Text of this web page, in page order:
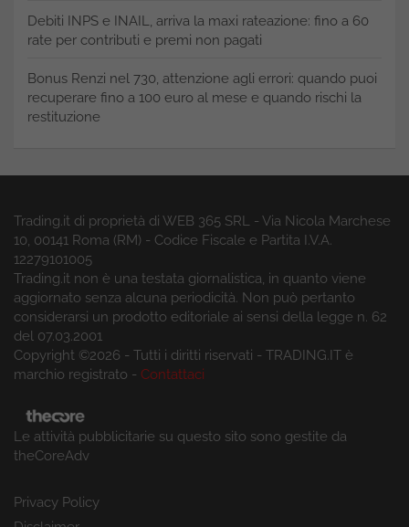
Debiti INPS e INAIL, arriva la maxi rateazione: fino a 60
rate per contributi e premi non pagati
Bonus Renzi nel 730, attenzione agli errori: quando puoi
recuperare fino a 100 euro al mese e quando rischi la
restituzione
Trading.it di proprietà di WEB 365 SRL - Via Nicola Marchese
10, 00141 Roma (RM) - Codice Fiscale e Partita I.V.A.
12279101005
Trading.it non è una testata giornalistica, in quanto viene
aggiornato senza alcuna periodicità. Non può pertanto
considerarsi un prodotto editoriale ai sensi della legge n. 62
del 07.03.2001
Copyright ©2026 - Tutti i diritti riservati - TRADING.IT è
marchio registrato - Contattaci
Le attività pubblicitarie su questo sito sono gestite da
theCoreAdv
Privacy Policy